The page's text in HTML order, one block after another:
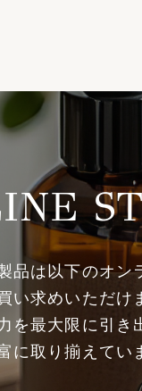
品は以下のオン
い求めいただけ
を最大限に引き
に取り揃えてい